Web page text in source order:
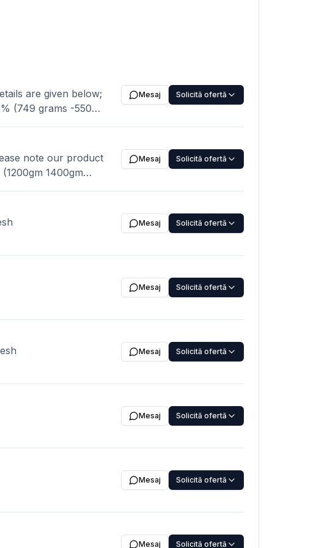
against BL scan
Mesaj Solicită ofertă
Content
T/T against PI
BL scan copy after
Mesaj Solicită ofertă
Mesaj Solicită ofertă
Mesaj Solicită ofertă
Mesaj Solicită ofertă
Mesaj Solicită ofertă
Mesaj Solicită ofertă
Mesaj Solicită ofertă